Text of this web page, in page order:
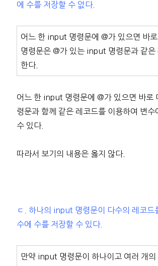
에 수를 저장할 수 없다.
어느 한 input 명령문에 @가 있으면 바
명령문은 @가 있는 input 명령문과 같은
한다.
어느 한 input 명령문에 @가 있으면 바로
령문과 함께 같은 레코드를 이용하여 변수
수 있다.
따라서 보기의 내용은 옳지 않다.
ㄷ. 하나의 input 명령문이 다수의 레코드
수에 수를 저장할 수 있다.
만약 input 명령문이 하나이고 여러 개의